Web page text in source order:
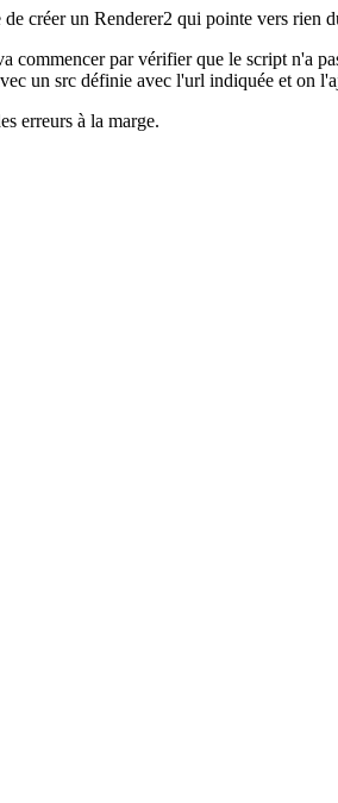
créer un Renderer2 qui pointe vers rien
par vérifier que le script n'a
un src définie avec l'url indiquée et on
erreurs à la marge.